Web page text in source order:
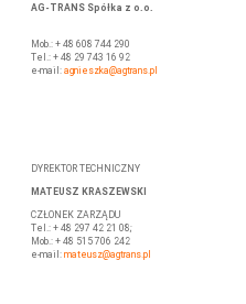
AG-TRANS Spółka z o.o.
Mob.: + 48 608 744 290
Tel.: + 48 29 743 16 92
e-mail:agnieszka@agtrans.pl
DYREKTOR TECHNICZNY
MATEUSZ KRASZEWSKI
CZŁONEK ZARZĄDU
Tel.: + 48 297 42 21 08;
Mob.: + 48 515 706 242
e-mail:mateusz@agtrans.pl